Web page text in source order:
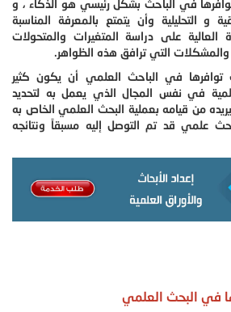
في الباحث بشكل رئيسي هو الذكاء ، و
و التحليلية وأن يتمتع بالمعرفة المناسبة
العالية على دراسة المتغيرات والمتحولات
والمشكلات التي ترافق هذه الظواهر.
توافرها في الباحث العلمي أن يكون كثير
في نفس المجال الذي يعمل به لتحديد
من قيامه بعملية البحث العلمي الخاص به
علمي قد تم التوصل إليه مسبقاً ونتائجه
في البحث العلمي